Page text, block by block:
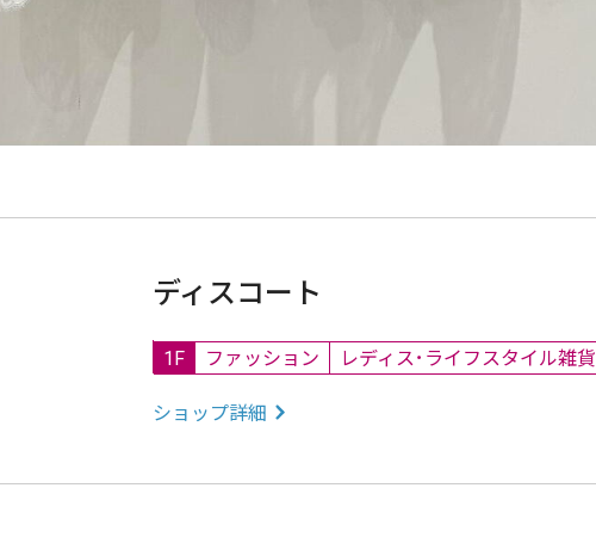
ディスコート
1F ファッション レディス･ライフスタイル雑貨
ショップ詳細